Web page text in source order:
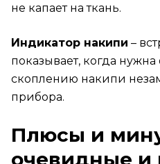
не капает на ткань.
Индикатор накипи –
показывает, когда нужна
скоплению накипи
прибора.
Плюсы и
очевидные и